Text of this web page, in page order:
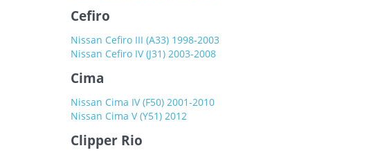
Cefiro
Nissan Cefiro III (A33) 1998-2003
Nissan Cefiro IV (J31) 2003-2008
Cima
Nissan Cima IV (F50) 2001-2010
Nissan Cima V (Y51) 2012
Clipper Rio